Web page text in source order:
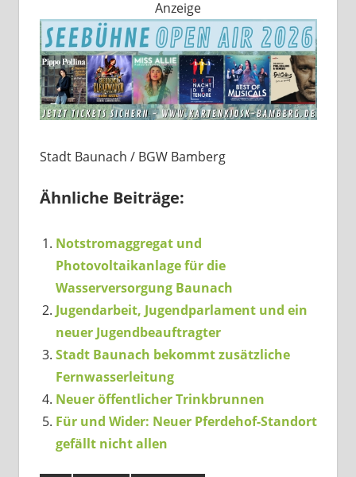
Anzeige
Stadt Baunach / BGW Bamberg
Ähnliche Beiträge:
Notstromaggregat und
Photovoltaikanlage für die
Wasserversorgung Baunach
Jugendarbeit, Jugendparlament und ein
neuer Jugendbeauftragter
Stadt Baunach bekommt zusätzliche
Fernwasserleitung
Neuer öffentlicher Trinkbrunnen
Für und Wider: Neuer Pferdehof-Standort
gefällt nicht allen